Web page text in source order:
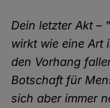
Dein letzter Akt –
wirkt wie eine Art
den Vorhang
Botschaft für
sich aber immer